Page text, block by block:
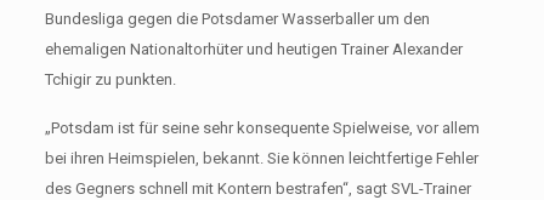
Bundesliga gegen die Potsdamer Wasserballer um den
ehemaligen Nationaltorhüter und heutigen Trainer Alexander
Tchigir zu punkten.
„Potsdam ist für seine sehr konsequente Spielweise, vor allem
bei ihren Heimspielen, bekannt. Sie können leichtfertige Fehler
des Gegners schnell mit Kontern bestrafen“, sagt SVL-Trainer